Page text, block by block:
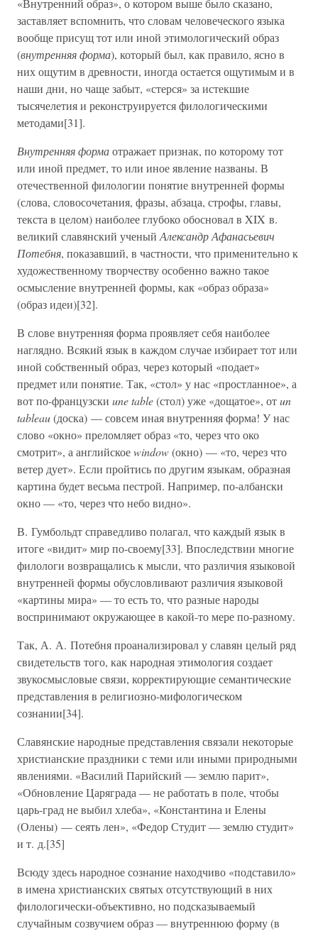
«Внутренний образ», о котором выше было сказано,
заставляет вспомнить, что словам человеческого языка
вообще присущ тот или иной этимологический образ
(внутренняя форма), который был, как правило, ясно в
них ощутим в древности, иногда остается ощутимым и в
наши дни, но чаще забыт, «стерся» за истекшие
тысячелетия и реконструируется филологическими
методами[31].
Внутренняя формаотражает признак, по которому тот
или иной предмет, то или иное явление названы. В
отечественной филологии понятие внутренней формы
(слова, словосочетания, фразы, абзаца, строфы, главы,
текста в целом) наиболее глубоко обосновал в XIX в.
великий славянский ученый Александр Афанасьевич
Потебня, показавший, в частности, что применительно к
художественному творчеству особенно важно такое
осмысление внутренней формы, как «образ образа»
(образ идеи)[32].
В слове внутренняя форма проявляет себя наиболее
наглядно. Всякий язык в каждом случае избирает тот или
иной собственный образ, через который «подает»
предмет или понятие. Так, «стол» у нас «простланное», а
вот по-французски une table(стол) уже «дощатое», отun
tableau(доска) — совсем иная внутренняя форма! У нас
слово «окно» преломляет образ «то, через что око
смотрит», а английскоеwindow(окно) — «то, через что
ветер дует». Если пройтись по другим языкам, образная
картина будет весьма пестрой. Например, по-албански
окно — «то, через что небо видно».
В. Гумбольдт справедливо полагал, что каждый язык в
итоге «видит» мир по-своему[33]. Впоследствии многие
филологи возвращались к мысли, что различия языковой
внутренней формы обусловливают различия языковой
«картины мира» — то есть то, что разные народы
воспринимают окружающее в какой-то мере по-разному.
Так, А. А. Потебня проанализировал у славян целый ряд
свидетельств того, как народная этимология создает
звукосмысловые связи, корректирующие семантические
представления в религиозно-мифологическом
сознании[34].
Славянские народные представления связали некоторые
христианские праздники с теми или иными природными
явлениями. «Василий Парийский — землю парит»,
«Обновление Царяграда — не работать в поле, чтобы
царь-град не выбил хлеба», «Константина и Елены
(Олены) — сеять лен», «Федор Студит — землю студит»
и т. д.[35]
Всюду здесь народное сознание находчиво «подставило»
в имена христианских святых отсутствующий в них
филологически-объективно, но подсказываемый
случайным созвучием образ — внутреннюю форму (в